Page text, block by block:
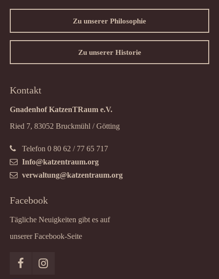
Zu unserer Philosophie
Zu unserer Historie
Kontakt
Gnadenhof KatzenTRaum e.V.
Ried 7, 83052 Bruckmühl / Götting
Telefon 0 80 62 / 77 65 717
Info@katzentraum.org
verwaltung@katzentraum.org
Facebook
Tägliche Neuigkeiten gibt es auf
unserer Facebook-Seite